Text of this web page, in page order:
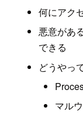
何にアク
悪意があ
できる
どうやっ
マル